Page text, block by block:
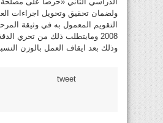
ولضمان تحقيق وتحويل اجراءات
التقويم المعمول به في وثيقة
2008 ومايتطلب ذلك من تحري
وذلك بعد ايقاف العمل بالوزن
tweet